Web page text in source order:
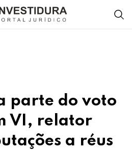
parte do voto
VI, relator
a réus